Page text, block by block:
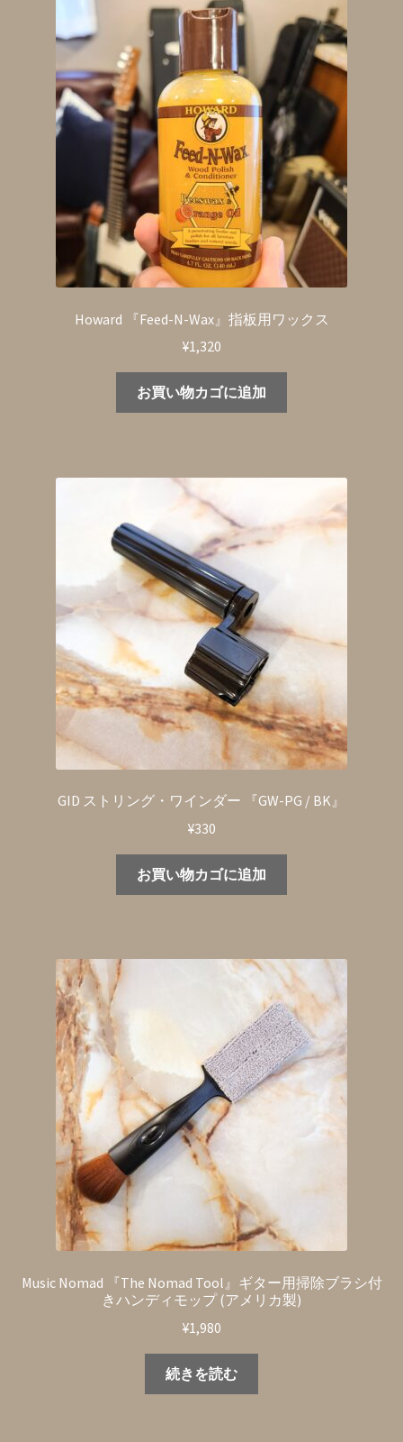
Howard 『Feed-N-Wax』指板用ワックス
¥1,320
お買い物カゴに追加
GID ストリング・ワインダー 『GW-PG / BK』
¥330
お買い物カゴに追加
Music Nomad 『The Nomad Tool』ギター用掃除ブラシ付
きハンディモップ (アメリカ製)
¥1,980
続きを読む